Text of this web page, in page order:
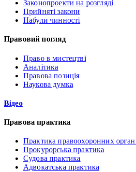
Законопроекти на розгляді
Прийняті закони
Набули чинності
Правовий погляд
Право в мистецтві
Аналітика
Правова позиція
Наукова думка
Відео
Правова практика
Практика правоохоронних
Прокурорська практика
Судова практика
Адвокатська практика